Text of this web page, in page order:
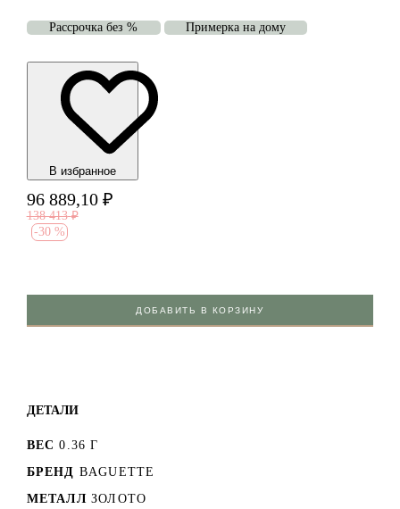
Рассрочка без % Примерка на дому
В избранноe
96 889,10 ₽
138 413 ₽
-30 %
ДОБАВИТЬ В КОРЗИНУ
ДЕТАЛИ
ВЕС 0.36 Г
БРЕНД BAGUETTE
МЕТАЛЛ ЗОЛОТО